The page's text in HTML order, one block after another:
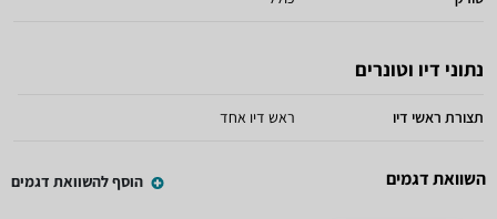
נתוני דיו וטונרים
תצורת ראשי דיו ראש דיו אחד
השוואת דגמים הוסף להשוואת דגמים